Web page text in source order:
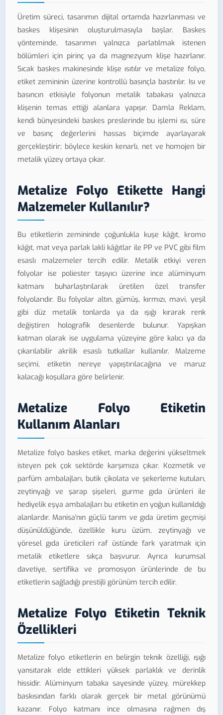
Üretim süreci, tasarımın dijital ortamda hazırlanması ve
baskes klişesinin oluşturulmasıyla başlar. Baskes
yönteminde, tasarımın yalnızca parlatılmak istenen
bölümleri için pirinç ya da magnezyum klişe hazırlanır.
Sıcak baskes makinesinde klişe ısıtılır ve metalize folyo,
etiket zemininin üzerine kontrollü basınçla bastırılır. Isı ve
basıncın etkisiyle folyonun metalik tabakası yalnızca
klişenin temas ettiği alanlara yapışır. Damla Reklam,
kendi bünyesindeki baskes preslerinde bu işlemi ısı, süre
ve basınç değerlerini hassas biçimde ayarlayarak
gerçekleştirir; böylece keskin kenarlı, net ve homojen bir
metalik yüzey ortaya çıkar.
Metalize Folyo Etikette Hangi
Malzemeler Kullanılır?
Bu etiketlerin zemininde çoğunlukla kuşe kâğıt, kromo
kâğıt, mat veya parlak lakli kâğıtlar ile PP ve PVC gibi film
esaslı malzemeler tercih edilir. Metalik etkiyi veren
folyolar ise poliester taşıyıcı üzerine ince alüminyum
katmanı buharlaştırılarak üretilen özel transfer
folyolarıdır. Bu folyolar altın, gümüş, kırmızı, mavi, yeşil
gibi düz metalik tonlarda ya da ışığı kırarak renk
değiştiren holografik desenlerde bulunur. Yapışkan
katman olarak ise uygulama yüzeyine göre kalıcı ya da
çıkarılabilir akrilik esaslı tutkallar kullanılır. Malzeme
seçimi, etiketin nereye yapıştırılacağına ve maruz
kalacağı koşullara göre belirlenir.
Metalize Folyo Etiketin
Kullanım Alanları
Metalize folyo baskes etiket, marka değerini yükseltmek
isteyen pek çok sektörde karşımıza çıkar. Kozmetik ve
parfüm ambalajları, butik çikolata ve şekerleme kutuları,
zeytinyağı ve şarap şişeleri, gurme gıda ürünleri ile
hediyelik eşya ambalajları bu etiketin en yoğun kullanıldığı
alanlardır. Manisa'nın güçlü tarım ve gıda üretim geçmişi
düşünüldüğünde, özellikle kuru üzüm, zeytinyağı ve
yöresel gıda üreticileri raf üstünde fark yaratmak için
metalik etiketlere sıkça başvurur. Ayrıca kurumsal
davetiye, sertifika ve promosyon ürünlerinde de bu
etiketlerin sağladığı prestijli görünüm tercih edilir.
Metalize Folyo Etiketin Teknik
Özellikleri
Metalize folyo etiketlerin en belirgin teknik özelliği, ışığı
yansıtarak elde ettikleri yüksek parlaklık ve derinlik
hissidir. Alüminyum tabaka sayesinde yüzey, mürekkep
baskısından farklı olarak gerçek bir metal görünümü
kazanır. Folyo katmanı ince olmasına rağmen dış